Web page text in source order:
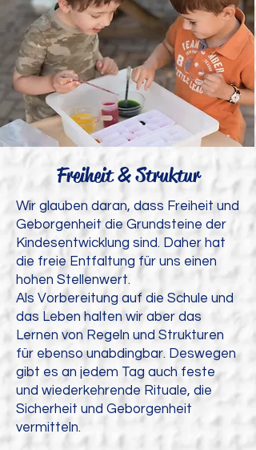
Freiheit & Struktur
Wir glauben daran, dass Freiheit und
Geborgenheit die Grundsteine der
Kindesentwicklung sind. Daher hat
die freie Entfaltung für uns einen
hohen Stellenwert.
Als Vorbereitung auf die Schule und
das Leben halten wir aber das
Lernen von Regeln und Strukturen
für ebenso unabdingbar. Deswegen
gibt es an jedem Tag auch feste
und wiederkehrende Rituale, die
Sicherheit und Geborgenheit
vermitteln.